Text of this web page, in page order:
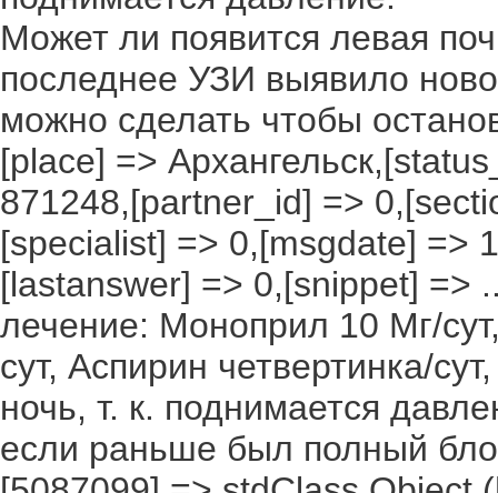
Может ли появится левая
последнее УЗИ выявило
можно сделать чтобы
[place] =>
871248,[partner_id] =>
[specialist] => 0,[msgdate] =>
[lastanswer] => 0,[snippet] =>
лечение: Моноприл 10 Мг/
сут, Аспирин четвертинка/
ночь, т. к. поднимается
если раньше был полный